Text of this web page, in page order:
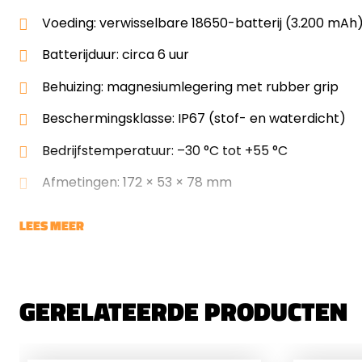
Voeding: verwisselbare 18650-batterij (3.200
Batterijduur: circa 6 uur
Behuizing: magnesiumlegering met rubber grip
Beschermingsklasse: IP67 (stof- en waterdicht)
Bedrijfstemperatuur: –30 °C tot +55 °C
Afmetingen: 172 × 53 × 78 mm
LEES MEER
GERELATEERDE PRODUCTEN